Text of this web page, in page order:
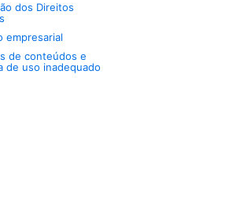
dos Direitos
empresarial
de conteúdos e
de uso inadequado